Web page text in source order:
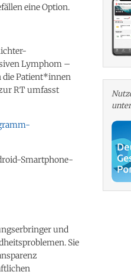
eine Option.
Lymphom –
die Patient*innen
RT umfasst
Smartphone-
und
Sie